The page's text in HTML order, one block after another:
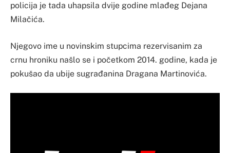
policija je tada uhapsila dvije godine mlađeg Dejana
Milačića.
Njegovo ime u novinskim stupcima rezervisanim za
crnu hroniku našlo se i početkom 2014. godine, kada je
pokušao da ubije sugrađanina Dragana Martinovića.